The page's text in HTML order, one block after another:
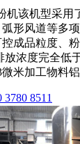
机该机型采用
形风道等多
成品粒度、
放浓度完全低
微米加工物料
8511